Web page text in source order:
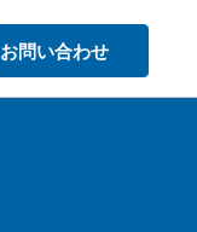
お問い合わせ